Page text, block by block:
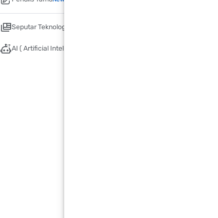
Seputar Teknologi
AI ( Artificial Intelligence )